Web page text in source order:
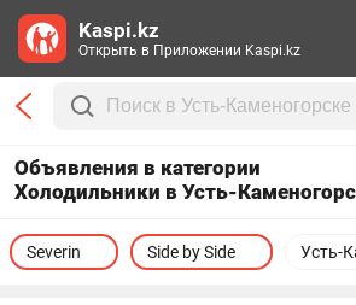
Объявления в категории
Холодильники в Усть-
Усть-
Severin Side by Side
Kaspi.kz
Открыть в Приложении Kaspi.kz